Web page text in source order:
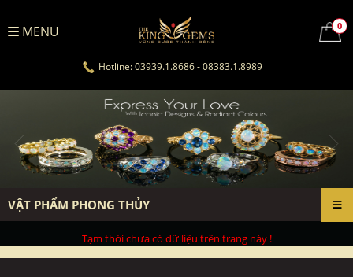
0
MENU
Hotline: 03939.1.8686 - 08383.1.8989
VẬT PHẨM PHONG THỦY
Tạm thời chưa có dữ liệu trên trang này !